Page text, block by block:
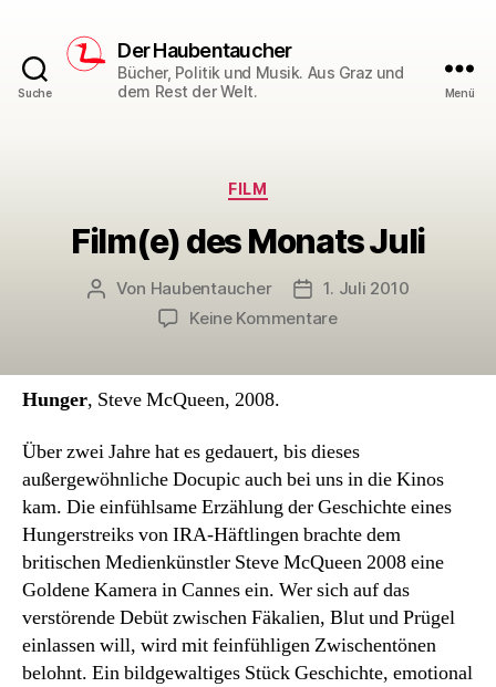
Suche
Der Haubentaucher
Bücher, Politik und Musik. Aus Graz und
dem Rest der Welt.
Menü
Kategorien
FILM
Film(e) des Monats Juli
Beitragsautor
Von Haubentaucher Veröffentlichungsdatum
1. Juli 2010
Keine Kommentarezu
Hunger, Steve McQueen, 2008.
Über zwei Jahre hat es gedauert, bis dieses
außergewöhnliche Docupic auch bei uns in die Kinos
kam. Die einfühlsame Erzählung der Geschichte eines
Hungerstreiks von IRA-Häftlingen brachte dem
britischen Medienkünstler Steve McQueen 2008 eine
Goldene Kamera in Cannes ein. Wer sich auf das
verstörende Debüt zwischen Fäkalien, Blut und Prügel
einlassen will, wird mit feinfühligen Zwischentönen
belohnt. Ein bildgewaltiges Stück Geschichte, emotional